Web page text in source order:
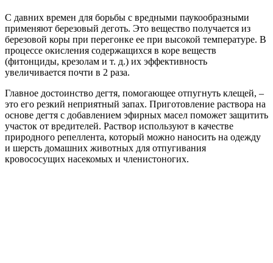
С давних времен для борьбы с вредными паукообразными
применяют березовый деготь. Это вещество получается из
березовой коры при перегонке ее при высокой температуре. В
процессе окисления содержащихся в коре веществ
(фитонциды, крезолам и т. д.) их эффективность
увеличивается почти в 2 раза.
Главное достоинство дегтя, помогающее отпугнуть клещей, –
это его резкий неприятный запах. Приготовление раствора на
основе дегтя с добавлением эфирных масел поможет защитить
участок от вредителей. Раствор используют в качестве
природного репеллента, который можно наносить на одежду
и шерсть домашних животных для отпугивания
кровососущих насекомых и членистоногих.